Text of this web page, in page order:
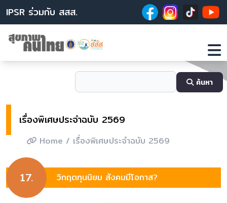
IPSR ร่วมกับ สสส.
ค้นหา
เรื่องพิเศษประจำฉบับ 2569
Home / เรื่องพิเศษประจำฉบับ 2569
17. วิกฤตทุนนิยม สังคมมีโอกาส?